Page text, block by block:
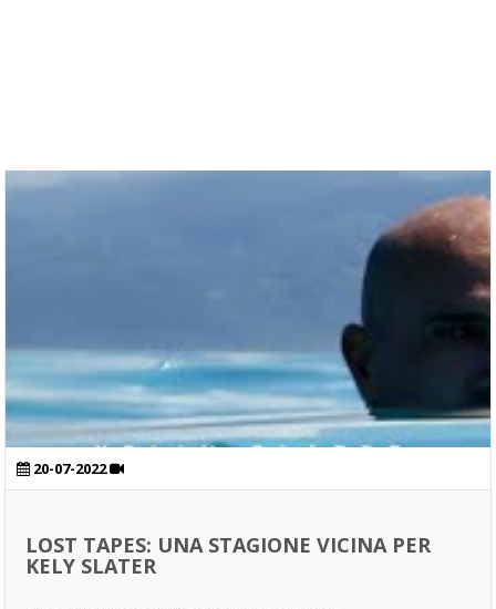
20-07-2022
LOST TAPES: UNA STAGIONE VICINA PER
KELY SLATER